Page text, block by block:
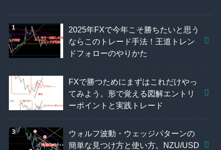
2025年FXで今年こそ勝ちたいと思う
ならこのトレード手法！王道トレン
ドフォローのやりかた
FXで勝つためにまずはこれだけやっ
てみよう。形で覚える図解エントリ
ーポイントと実践トレード
ウォルフ波動・ウェッジパターンの
簡単な見つけ方と使い方。NZU/USD